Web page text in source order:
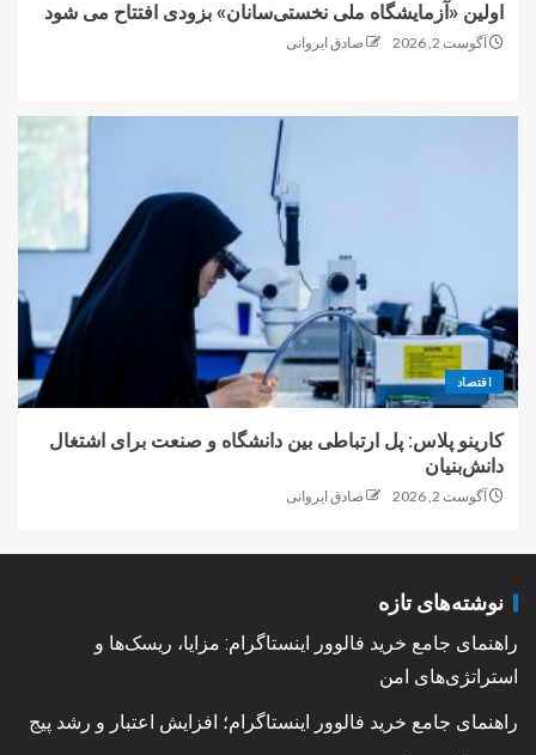
اولین «آزمایشگاه ملی نخستی‌سانان» بزودی افتتاح می شود
آگوست 2, 2026 صادق ایروانی
اقتصاد
کارینو پلاس: پل ارتباطی بین دانشگاه و صنعت برای اشتغال
دانش‌بنیان
آگوست 2, 2026 صادق ایروانی
نوشته‌های تازه
راهنمای جامع خرید فالوور اینستاگرام: مزایا، ریسک‌ها و
استراتژی‌های امن
راهنمای جامع خرید فالوور اینستاگرام؛ افزایش اعتبار و رشد پیج